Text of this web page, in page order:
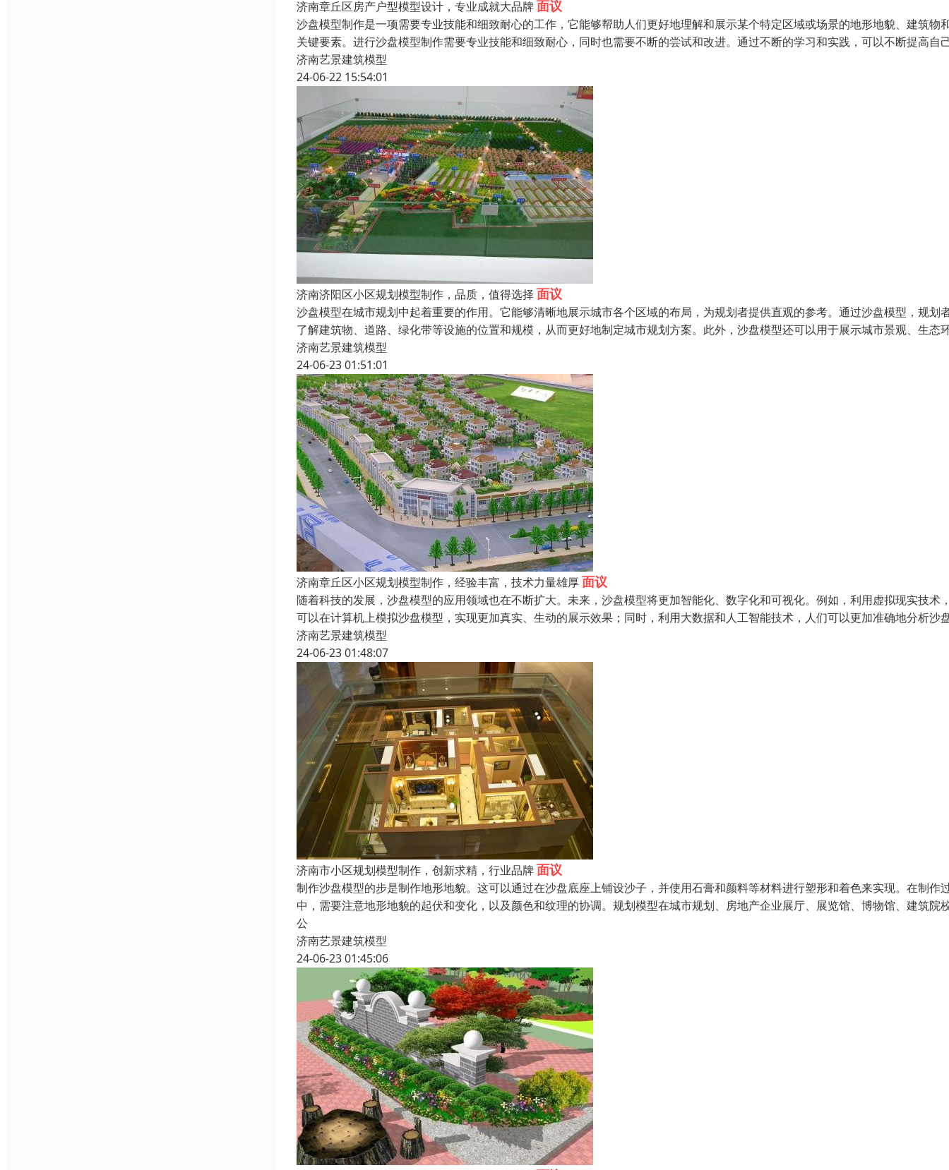
济南章丘区房产户型模型设计，专业成就大品牌面议
沙盘模型制作是一项需要专业技能和细致耐心的工作，它能够帮助人们更好地理解和展示某个特定区域或场景的地形地貌、建筑物
关键要素。进行沙盘模型制作需要专业技能和细致耐心，同时也需要不断的尝试和改进。通过不断的学习和实践，可以不断提高自
济南艺景建筑模型
24-06-22 15:54:01
济南济阳区小区规划模型制作，品质，值得选择 面议
沙盘模型在城市规划中起着重要的作用。它能够清晰地展示城市各个区域的布局，为规划者提供直观的参考。通过沙盘模型，规划
了解建筑物、道路、绿化带等设施的位置和规模，从而更好地制定城市规划方案。此外，沙盘模型还可以用于展示城市景观、生态
济南艺景建筑模型
24-06-23 01:51:01
济南章丘区小区规划模型制作，经验丰富，技术力量雄厚面议
随着科技的发展，沙盘模型的应用领域也在不断扩大。未来，沙盘模型将更加智能化、数字化和可视化。例如，利用虚拟现实技术
可以在计算机上模拟沙盘模型，实现更加真实、生动的展示效果；同时，利用大数据和人工智能技术，人们可以更加准确地分析沙
济南艺景建筑模型
24-06-23 01:48:07
济南市小区规划模型制作，创新求精，行业品牌面议
制作沙盘模型的步是制作地形地貌。这可以通过在沙盘底座上铺设沙子，并使用石膏和颜料等材料进行塑形和着色来实现。在制作
中，需要注意地形地貌的起伏和变化，以及颜色和纹理的协调。规划模型在城市规划、房地产企业展厅、展览馆、博物馆、建筑院
公
济南艺景建筑模型
24-06-23 01:45:06